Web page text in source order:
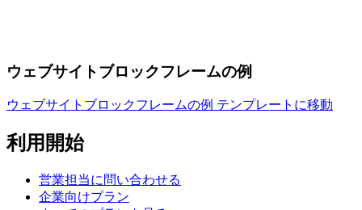
ウェブサイトブロックフレームの例
ウェブサイトブロックフレームの例 テンプレートに移動
利用開始
営業担当に問い合わせる
企業向けプラン